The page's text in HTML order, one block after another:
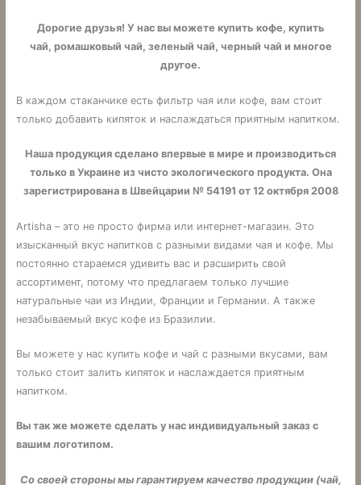
Дорогие друзья! У нас вы можете купить кофе, купить
чай, ромашковый чай, зеленый чай, черный чай и многое
другое.
В каждом стаканчике есть фильтр чая или кофе, вам стоит
только добавить кипяток и наслаждаться приятным напитком.
Наша продукция сделано впервые в мире и производиться
только в Украине из чисто экологического продукта. Она
зарегистрирована в Швейцарии № 54191 от 12 октября 2008
Artisha – это не просто фирма или интернет-магазин. Это
изысканный вкус напитков с разными видами чая и кофе. Мы
постоянно стараемся удивить вас и расширить свой
ассортимент, потому что предлагаем только лучшие
натуральные чаи из Индии, Франции и Германии. А также
незабываемый вкус кофе из Бразилии.
Вы можете у нас купить кофе и чай с разными вкусами, вам
только стоит залить кипяток и наслаждается приятным
напитком.
Вы так же можете сделать у нас индивидуальный заказ с
вашим логотипом.
Со своей стороны мы гарантируем качество продукции (чай,